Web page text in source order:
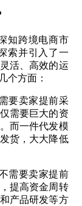
知跨境电商市
索并引入了一
活、高效的运
个方面：
要卖家提前采
需要巨大的资
而一件代发模
货，大大降低
需要卖家提前
提高资金周转
产品研发等方